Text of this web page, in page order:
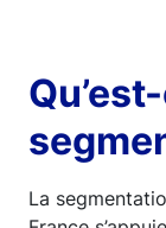
La